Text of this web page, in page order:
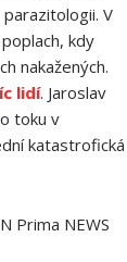
V
kdy
nakažených.
lidí. Jaroslav
toku v
katastrofická
Prima NEWS